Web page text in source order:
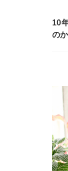
10
の